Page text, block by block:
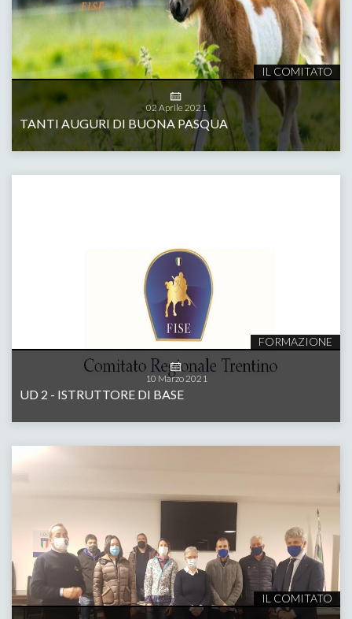
IL COMITATO
02Aprile2021
TANTI AUGURI DI BUONA PASQUA
FORMAZIONE
10 Marzo 2021
UD 2 - ISTRUTTORE DI BASE
IL COMITATO